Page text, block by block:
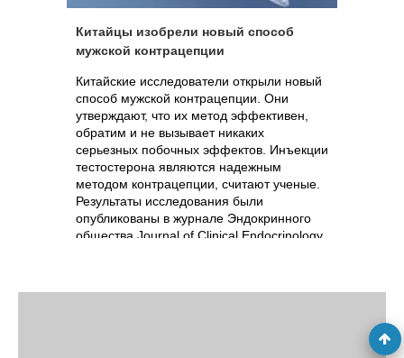
Китайцы изобрели новый способ
мужской контрацепции
Китайские исследователи открыли новый
способ мужской контрацепции. Они
утверждают, что их метод эффективен,
обратим и не вызывает никаких
серьезных побочных эффектов. Инъекции
тестостерона являются надежным
методом контрацепции, считают ученые.
Результаты исследования были
опубликованы в журнале Эндокринного
общества Journal of Clinical Endocrinology